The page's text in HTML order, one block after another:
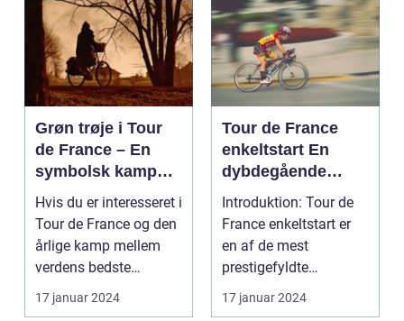
Grøn trøje i Tour
de France – En
symbolsk kamp
om point
Hvis du er interesseret i
Tour de France og den
årlige kamp mellem
verdens bedste
cykelryttere, har ...
17 januar 2024
Tour de France
enkeltstart En
dybdegående
analyse af den
ultimative test af
rytteres
individuelle
formåen
Introduktion: Tour de
France enkeltstart er
en af de mest
prestigefyldte
discipliner inden for
prof...
17 januar 2024